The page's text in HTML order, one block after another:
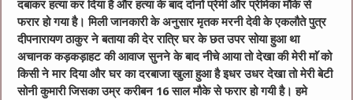
दबाकर हत्या कर दिया है और हत्या के बाद दोनों प्रेमी और प्रेमिका मौके से
फरार हो गया है। मिली जानकारी के अनुसार मृतक मरनी देवी के एकलौते पुत्र
दीपनारायण ठाकुर ने बताया की देर रात्रि घर के छत उपर सोया हुआ था
अचानक कड़कड़ाहट की आवाज सुनने के बाद नीचे आया तो देखा की मेरी माॅ को
किसी ने मार दिया और घर का दरबाजा खुला हुआ है इधर उधर देखा तो मेरी बेटी
सोनी कुमारी जिसका उम्र करीबन 16 साल मौके से फरार हो गयी है। हमे